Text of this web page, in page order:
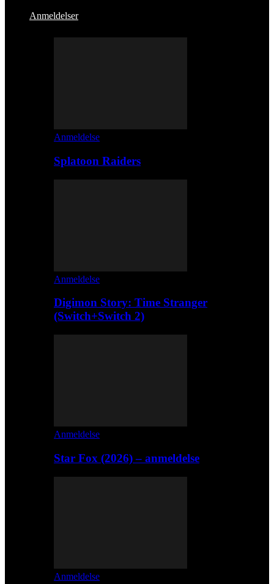
Anmeldelser
Anmeldelse
Splatoon Raiders
Anmeldelse
Digimon Story: Time Stranger
(Switch+Switch 2)
Anmeldelse
Star Fox (2026) – anmeldelse
Anmeldelse